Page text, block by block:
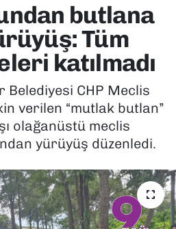
butlana
Tüm
katılmadı
Belediyesi CHP Meclis
verilen “mutlak butlan”
olağanüstü meclis
yürüyüş düzenledi.